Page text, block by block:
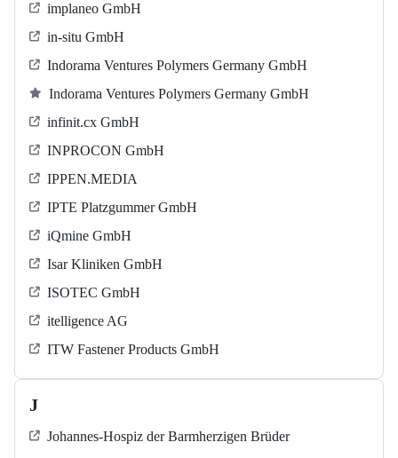
implaneo GmbH
in-situ GmbH
Indorama Ventures Polymers Germany GmbH
Indorama Ventures Polymers Germany GmbH
infinit.cx GmbH
INPROCON GmbH
IPPEN.MEDIA
IPTE Platzgummer GmbH
iQmine GmbH
Isar Kliniken GmbH
ISOTEC GmbH
itelligence AG
ITW Fastener Products GmbH
J
Johannes-Hospiz der Barmherzigen Brüder